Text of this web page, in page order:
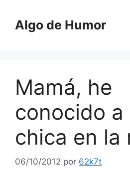
contenido
Algo de Humor
Mamá, he
conocido a
chica en la
06/10/2012 por 62k7t